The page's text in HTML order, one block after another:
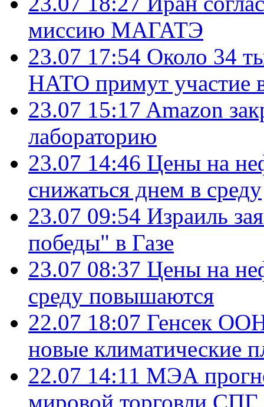
миссию МАГАТЭ
23.07 17:54 Около 34
НАТО примут участие
23.07 15:17 Amazon
лабораторию
23.07 14:46 Цены на
снижаться днем в среду
23.07 09:54 Израиль
победы" в Газе
23.07 08:37 Цены на
среду повышаются
22.07 18:07 Генсек ООН
новые климатические
22.07 14:11 МЭА
мировой торговли СПГ